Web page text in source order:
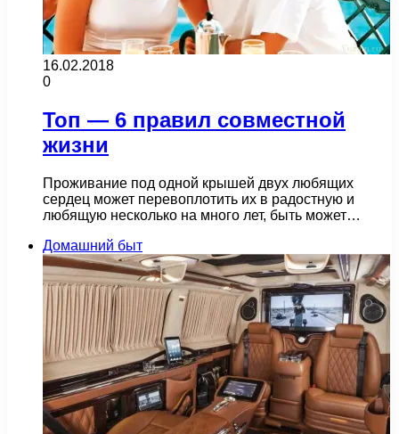
16.02.2018
0
Топ — 6 правил совместной
жизни
Проживание под одной крышей двух любящих
сердец может перевоплотить их в радостную и
любящую несколько на много лет, быть может…
Домашний быт